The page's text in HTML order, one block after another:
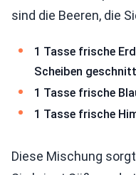
sind die Beeren, die
1 Tasse frische
Scheiben
1 Tasse frische
1 Tasse frische
Diese Mischung